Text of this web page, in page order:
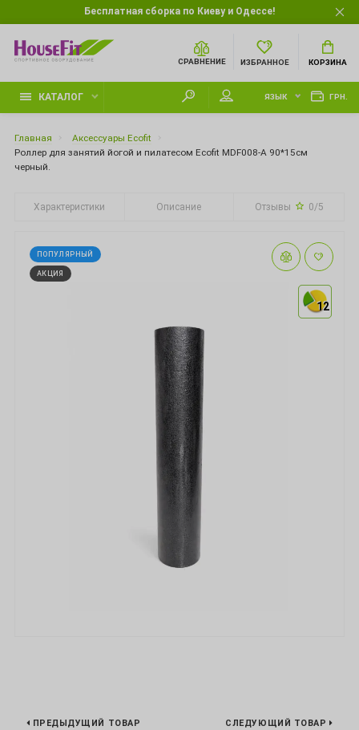
Бесплатная сборка по Киеву и Одессе!
СРАВНЕНИЕ ИЗБРАННОЕ КОРЗИНА
КАТАЛОГ ЯЗЫК ГРН.
Главная
Аксессуары Ecofit
Роллер для занятий йогой и пилатесом Ecofit MDF008-А 90*15см
черный.
Характеристики Описание Отзывы 0/5
12
12
ПОПУЛЯРНЫЙ
АКЦИЯ
ПРЕДЫДУЩИЙ ТОВАР СЛЕДУЮЩИЙ ТОВАР